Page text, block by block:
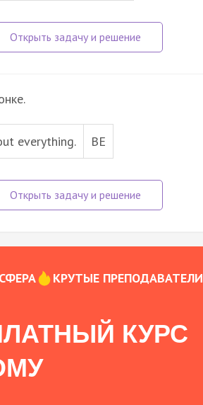
everything. BE
КРУТЫЕ ПРЕПОДАВАТЕЛИ
КУРС